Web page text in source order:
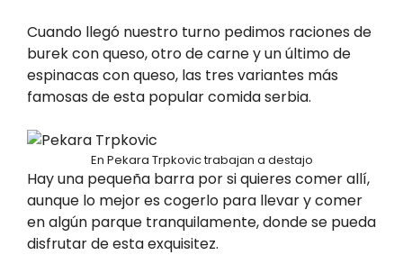
Cuando llegó nuestro turno pedimos raciones de
burek con queso, otro de carne y un último de
espinacas con queso, las tres variantes más
famosas de esta popular comida serbia.
En Pekara Trpkovic trabajan a destajo
Hay una pequeña barra por si quieres comer allí,
aunque lo mejor es cogerlo para llevar y comer
en algún parque tranquilamente, donde se pueda
disfrutar de esta exquisitez.